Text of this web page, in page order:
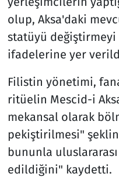
olup, Aksa'daki
statüyü değiştirmeyi
ifadelerine yer
Filistin yönetimi,
ritüelin Mescid-i
mekansal olarak
pekiştirilmesi"
bununla
edildiğini" kaydetti.